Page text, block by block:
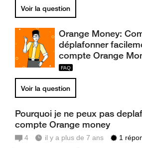
Voir la question
Orange Money:
déplafonner
compte Orange
Voir la question
Pourquoi je ne peux pas
compte Orange money
4 il y a plus de 7 ans 1